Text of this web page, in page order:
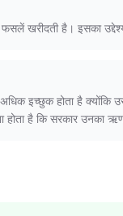
खरीदती है। इसका
इच्छुक होता है क्योंकि
होता है कि सरकार उनका